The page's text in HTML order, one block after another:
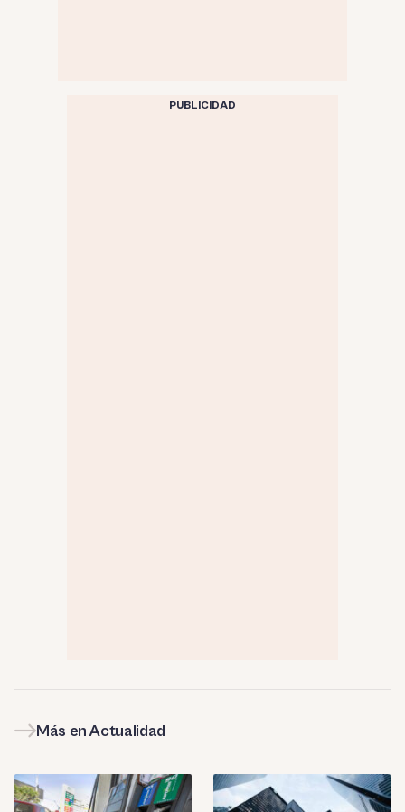
PUBLICIDAD
Más en Actualidad